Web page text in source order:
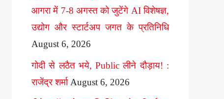
आगरा में 7-8 अगस्त को जुटेंगे AI विशेषज्ञ,
उद्योग और स्टार्टअप जगत के प्रतिनिधि
August 6, 2026
गोदी से लठैत भये, Public लीने दौड़ाय! :
राजेंद्र शर्मा August 6, 2026